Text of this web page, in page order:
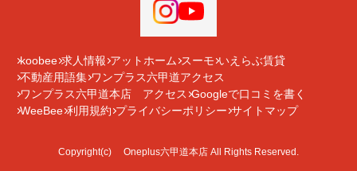
koobee 求人情報 アットホーム スーモ いえらぶ賃貸
不動産用語集 ワンプラス六甲道アクセス
ワンプラス六甲道本店 アクセス Googleで口コミを書く
WeeBee 利用規約 プライバシーポリシー サイトマップ
Copyright(c) Oneplus六甲道本店 All Rights Reserved.